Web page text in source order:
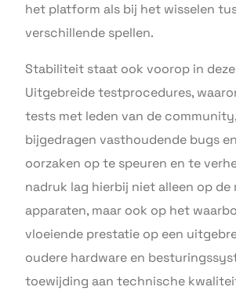
het platform als bij het wisselen
verschillende spellen.
Stabiliteit staat ook voorop in
Uitgebreide testprocedures,
tests met leden van de
bijgedragen vasthoudende bugs
oorzaken op te speuren en te
nadruk lag hierbij niet alleen op
apparaten, maar ook op het
vloeiende prestatie op een
oudere hardware en
toewijding aan technische